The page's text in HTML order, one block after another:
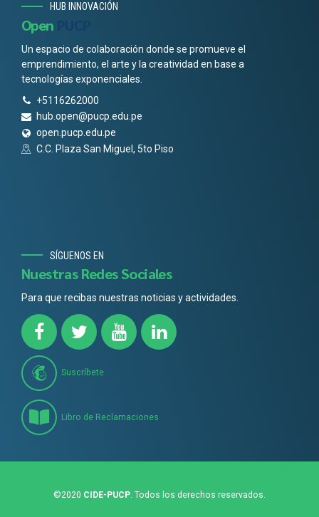
HUB INNOVACIÓN
Open
Un espacio de colaboración donde se promueve el
emprendimiento, el arte y la creatividad en base a
tecnologías exponenciales.
+5116262000
hub.open@pucp.edu.pe
open.pucp.edu.pe
C.C. Plaza San Miguel, 5to Piso
SÍGUENOS EN
Nuestras Redes Sociales
Para que recibas nuestras noticias y actividades.
Suscríbete
Libro de Reclamaciones
©2020 CIDE-PUCP . Todos los derechos reservados.